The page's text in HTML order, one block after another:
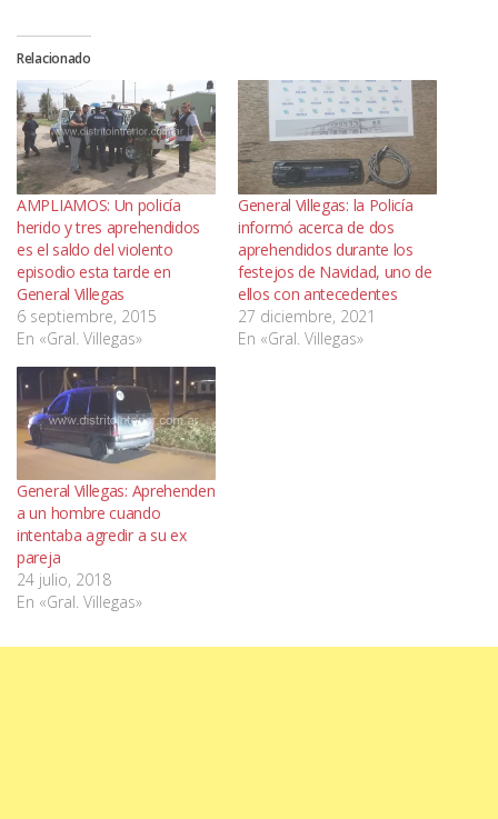
Relacionado
AMPLIAMOS: Un policía
herido y tres aprehendidos
es el saldo del violento
episodio esta tarde en
General Villegas
6 septiembre, 2015
En «Gral. Villegas»
General Villegas: la Policía
informó acerca de dos
aprehendidos durante los
festejos de Navidad, uno de
ellos con antecedentes
27 diciembre, 2021
En «Gral. Villegas»
General Villegas: Aprehenden
a un hombre cuando
intentaba agredir a su ex
pareja
24 julio, 2018
En «Gral. Villegas»